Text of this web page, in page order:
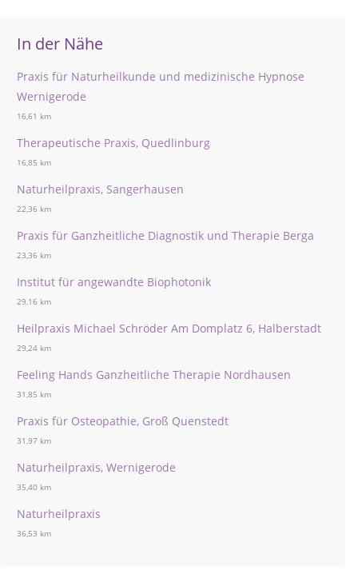
In der Nähe
Praxis für Naturheilkunde und medizinische Hypnose
Wernigerode
16,61 km
Therapeutische Praxis, Quedlinburg
16,85 km
Naturheilpraxis, Sangerhausen
22,36 km
Praxis für Ganzheitliche Diagnostik und Therapie Berga
23,36 km
Institut für angewandte Biophotonik
29,16 km
Heilpraxis Michael Schröder Am Domplatz 6, Halberstadt
29,24 km
Feeling Hands Ganzheitliche Therapie Nordhausen
31,85 km
Praxis für Osteopathie, Groß Quenstedt
31,97 km
Naturheilpraxis, Wernigerode
35,40 km
Naturheilpraxis
36,53 km